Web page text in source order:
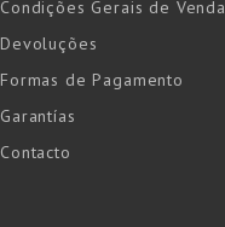
Condições Gerais de Venda
Devoluções
Formas de Pagamento
Garantías
Contacto